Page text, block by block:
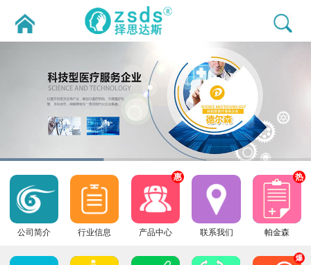
公司简介 行业信息 产品中心
惠
联系我们 帕金森
热
爆